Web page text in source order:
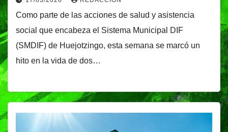
Como parte de las acciones de salud y asistencia
social que encabeza el Sistema Municipal DIF
(SMDIF) de Huejotzingo, esta semana se marcó un
hito en la vida de dos…